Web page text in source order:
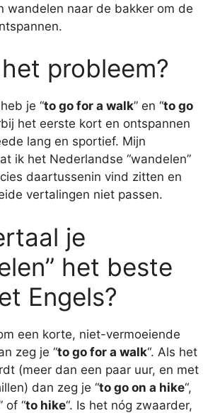
wandelen naar de bakker om de
probleem?
je “to go for a walk” en “to go
het eerste kort en ontspannen
lang en sportief. Mijn
ik het Nederlandse “wandelen”
daartussenin vind zitten en
vertalingen niet passen.
je
het beste
Engels?
een korte, niet-vermoeiende
zeg je “to go for a walk“. Als het
(meer dan een paar uur, en met
dan zeg je “to go on a hike“,
of “to hike“. Is het nóg zwaarder,